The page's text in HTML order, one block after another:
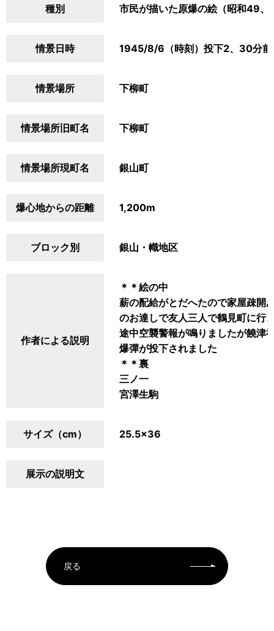
種別 市民が描いた原爆の絵（昭和49、
情景日時 1945/8/6（時刻）投下2、30分
情景場所 下柳町
情景場所旧町名 下柳町
情景場所現町名 銀山町
爆心地からの距離 1,200m
ブロック別 銀山・幟地区
作者による説明
＊＊絵の中
薪の配給がとだへたので家屋疎開
のお達しで友人三人で鶴見町に
途中空襲警報が鳴りましたが饒津
爆彈が投下されました
＊＊裏
三ノ一
宮澤生駒
サイズ（cm） 25.5×36
展示の説明文
戻る